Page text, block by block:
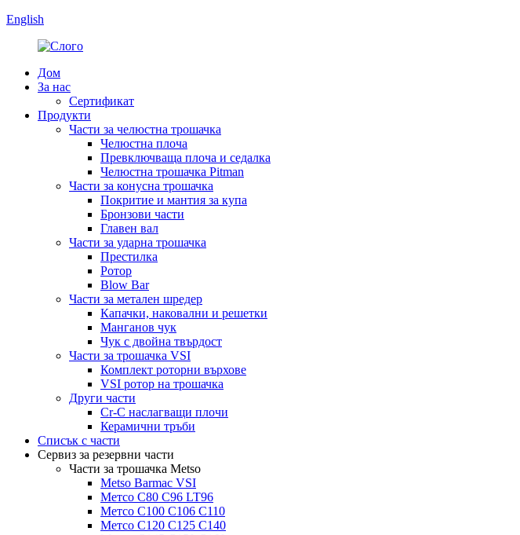
English
Дом
За нас
Сертификат
Продукти
Части за челюстна трошачка
Челюстна плоча
Превключваща плоча и седалка
Челюстна трошачка Pitman
Части за конусна трошачка
Покритие и мантия за купа
Бронзови части
Главен вал
Части за ударна трошачка
Престилка
Ротор
Blow Bar
Части за метален шредер
Капачки, наковални и решетки
Манганов чук
Чук с двойна твърдост
Части за трошачка VSI
Комплект роторни върхове
VSI ротор на трошачка
Други части
Cr-C наслагващи плочи
Керамични тръби
Списък с части
Сервиз за резервни части
Части за трошачка Metso
Metso Barmac VSI
Метсо C80 C96 LT96
Метсо C100 C106 C110
Метсо C120 C125 C140